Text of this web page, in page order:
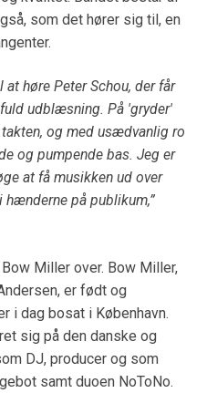
som det hører sig til, en
høre Peter Schou, der får
udblæsning. På 'gryder'
og med usædvanlig ro
og pumpende bas. Jeg er
at få musikken ud over
på publikum,”
Miller over. Bow Miller,
er født og
i dag bosat i København.
sig på den danske og
DJ, producer og som
samt duoen NoToNo.